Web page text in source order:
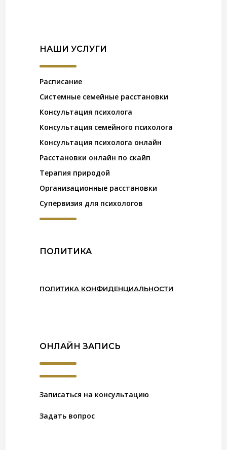
НАШИ УСЛУГИ
Расписание
Системные семейные расстановки
Консультация психолога
Консультация семейного психолога
Консультация психолога онлайн
Расстановки онлайн по скайп
Терапия природой
Организационные расстановки
Супервизия для психологов
ПОЛИТИКА
ПОЛИТИКА КОНФИДЕНЦИАЛЬНОСТИ
ОНЛАЙН ЗАПИСЬ
Записаться на консультацию
Задать вопрос